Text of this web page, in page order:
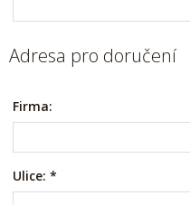
Adresa pro doručení
Firma:
Ulice: *